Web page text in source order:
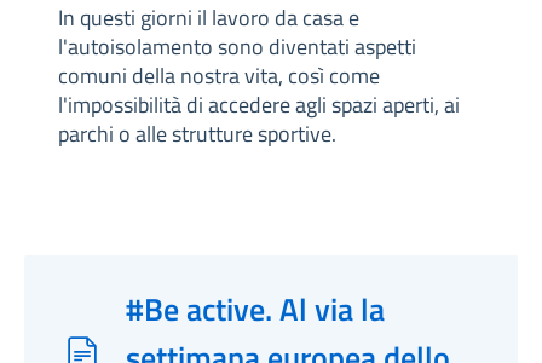
In questi giorni il lavoro da casa e
l'autoisolamento sono diventati aspetti
comuni della nostra vita, così come
l'impossibilità di accedere agli spazi aperti, ai
parchi o alle strutture sportive.
#Be active. Al via la